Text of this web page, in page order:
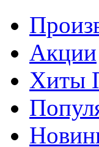
Акции
Хиты